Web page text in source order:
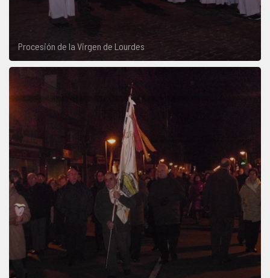
Procesión de la Virgen de Lourdes